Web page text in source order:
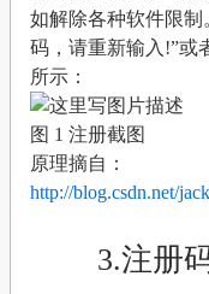
如解除各种软件限
码，请重新输入!”或
所示：
图 1 注册截图
原理摘自：
http://blog.csdn.net/
3.注册